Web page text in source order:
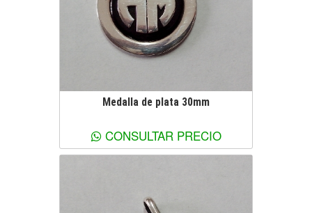
Ver más información
Medalla de plata 30mm
CONSULTAR PRECIO